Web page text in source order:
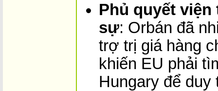
Phủ quyết
sự: Orbán đã
trợ trị giá hàng
khiến EU phải
Hungary để duy